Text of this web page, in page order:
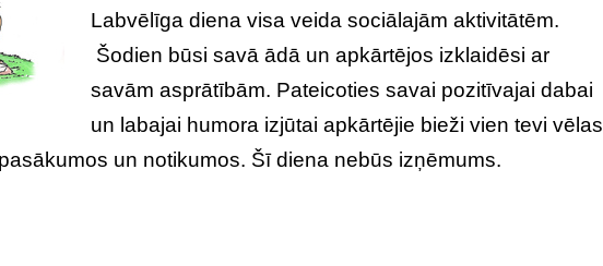
Labvēlīga diena visa veida sociālajām aktivitātēm.
Šodien būsi savā ādā un apkārtējos izklaidēsi ar
savām asprātībām. Pateicoties savai pozitīvajai dabai
un labajai humora izjūtai apkārtējie bieži vien tevi vēlas
un notikumos. Šī diena nebūs izņēmums.